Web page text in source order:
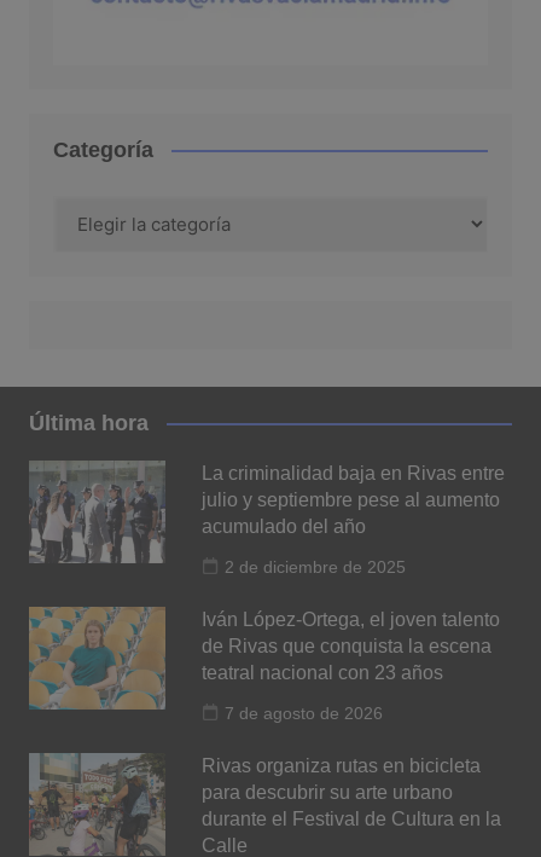
Categoría
Última hora
La criminalidad baja en Rivas entre
julio y septiembre pese al aumento
acumulado del año
2 de diciembre de 2025
Iván López-Ortega, el joven talento
de Rivas que conquista la escena
teatral nacional con 23 años
7 de agosto de 2026
Rivas organiza rutas en bicicleta
para descubrir su arte urbano
durante el Festival de Cultura en la
Calle